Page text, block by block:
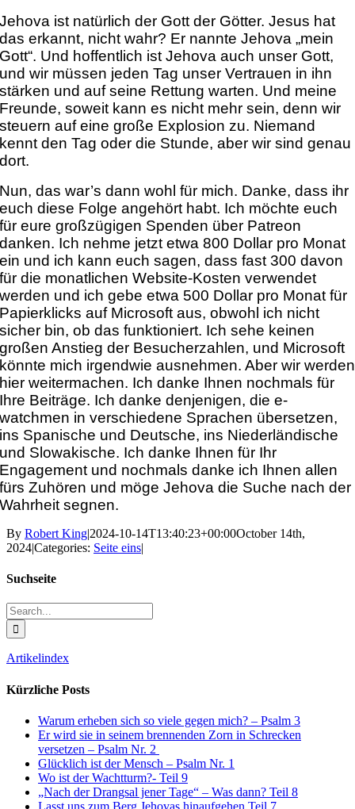
Jehova ist natürlich der Gott der Götter. Jesus hat
das erkannt, nicht wahr? Er nannte Jehova „mein
Gott“. Und hoffentlich ist Jehova auch unser Gott,
und wir müssen jeden Tag unser Vertrauen in ihn
stärken und auf seine Rettung warten. Und meine
Freunde, soweit kann es nicht mehr sein, denn wir
steuern auf eine große Explosion zu. Niemand
kennt den Tag oder die Stunde, aber wir sind genau
dort.
Nun, das war’s dann wohl für mich. Danke, dass ihr
euch diese Folge angehört habt. Ich möchte euch
für eure großzügigen Spenden über Patreon
danken. Ich nehme jetzt etwa 800 Dollar pro Monat
ein und ich kann euch sagen, dass fast 300 davon
für die monatlichen Website-Kosten verwendet
werden und ich gebe etwa 500 Dollar pro Monat für
Papierklicks auf Microsoft aus, obwohl ich nicht
sicher bin, ob das funktioniert. Ich sehe keinen
großen Anstieg der Besucherzahlen, und Microsoft
könnte mich irgendwie ausnehmen. Aber wir werden
hier weitermachen. Ich danke Ihnen nochmals für
Ihre Beiträge. Ich danke denjenigen, die e-
watchmen in verschiedene Sprachen übersetzen,
ins Spanische und Deutsche, ins Niederländische
und Slowakische. Ich danke Ihnen für Ihr
Engagement und nochmals danke ich Ihnen allen
fürs Zuhören und möge Jehova die Suche nach der
Wahrheit segnen.
By Robert King|2024-10-14T13:40:23+00:00October 14th,
2024|Categories: Seite eins|
Suchseite
Search
for:
Artikelindex
Kürzliche Posts
Warum erheben sich so viele gegen mich? – Psalm 3
Er wird sie in seinem brennenden Zorn in Schrecken
versetzen – Psalm Nr. 2
Glücklich ist der Mensch – Psalm Nr. 1
Wo ist der Wachtturm?- Teil 9
„Nach der Drangsal jener Tage“ – Was dann? Teil 8
Lasst uns zum Berg Jehovas hinaufgehen Teil 7